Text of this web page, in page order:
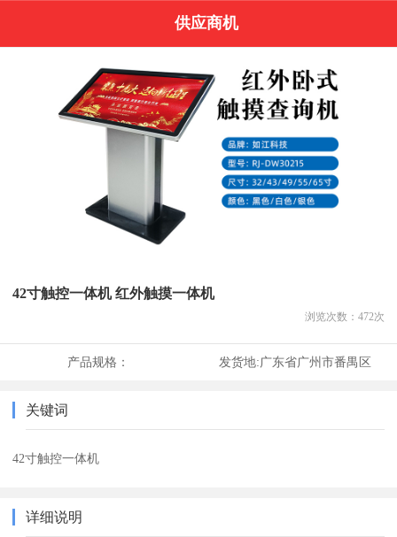
供应商机
42寸触控一体机 红外触摸一体机
浏览次数： 472次
产品规格： 发货地:广东省广州市番禺区
关键词
42寸触控一体机
详细说明